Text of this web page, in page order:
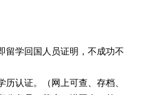
学回国人员证明，不成功不
认证。（网上可查、存档、